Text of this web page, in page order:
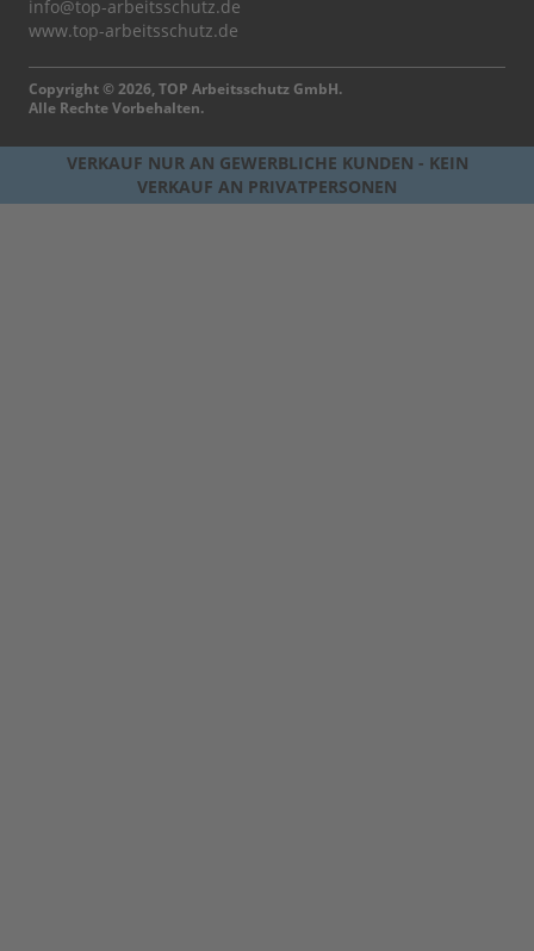
info@top-arbeitsschutz.de
www.top-arbeitsschutz.de
Copyright © 2026, TOP Arbeitsschutz GmbH.
Alle Rechte Vorbehalten.
VERKAUF NUR AN GEWERBLICHE KUNDEN - KEIN
VERKAUF AN PRIVATPERSONEN